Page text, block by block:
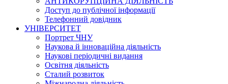
Доступ до публічної інформації
Телефонний довідник
УНІВЕРСИТЕТ
Портрет ЧНУ
Наукова й інноваційна діяльність
Наукові періодичні видання
Освітня діяльність
Сталий розвиток